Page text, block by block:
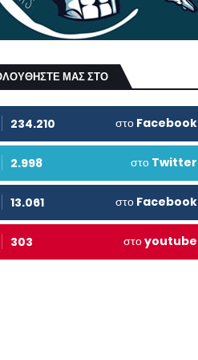
ΜΑΣ ΣΤΟ
234.210 στο Facebook
2.998 στο Twitter
13.061 στο Facebook
303 στοyoutube